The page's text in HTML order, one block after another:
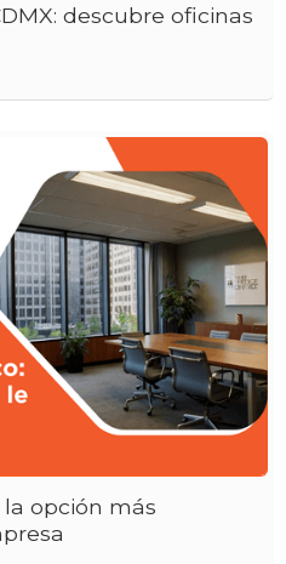
descubre oficinas
opción más